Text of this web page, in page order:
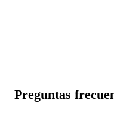
Preguntas